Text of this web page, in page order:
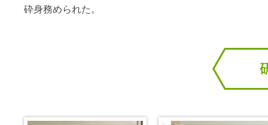
砕身務められた。